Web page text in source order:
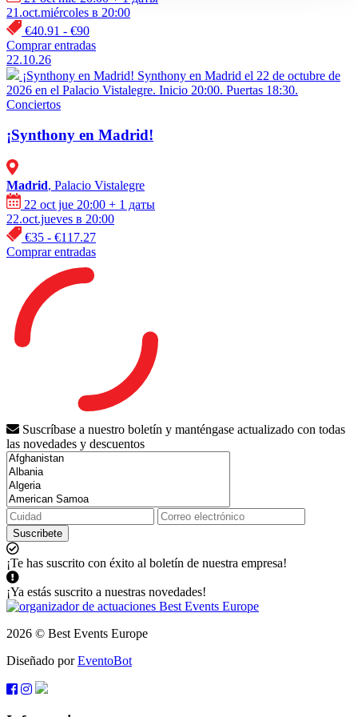
21.oct.miércoles в 20:00
€40.91 - €90
Comprar entradas
22.10.26
¡Synthony en Madrid! Synthony en Madrid el 22 de octubre de
2026 en el Palacio Vistalegre. Inicio 20:00. Puertas 18:30.
Conciertos
¡Synthony en Madrid!
Madrid, Palacio Vistalegre
22 oct jue 20:00 + 1 даты
22.oct.jueves в 20:00
€35 - €117.27
Comprar entradas
Suscríbase a nuestro boletín y manténgase actualizado con todas
las novedades y descuentos
Suscribete
¡Te has suscrito con éxito al boletín de nuestra empresa!
¡Ya estás suscrito a nuestras novedades!
2026 © Best Events Europe
Diseñado porEventoBot